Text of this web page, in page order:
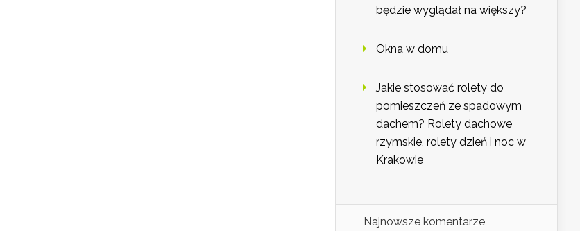
będzie wyglądał na większy?
Okna w domu
Jakie stosować rolety do
pomieszczeń ze spadowym
dachem? Rolety dachowe
rzymskie, rolety dzień i noc w
Krakowie
Najnowsze komentarze